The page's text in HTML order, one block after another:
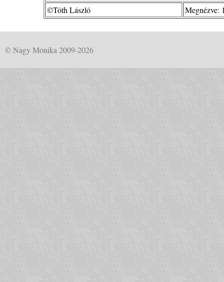
©Tóth László
Megnézve:
© Nagy Mónika 2009-2026